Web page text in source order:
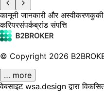
कानूनी जानकारी और अस्वीकरणकुकी
करियरसंपर्कब्रांड संपत्ति
© Copyright 2026
… more
वेबसाइट wsa.design द्वारा